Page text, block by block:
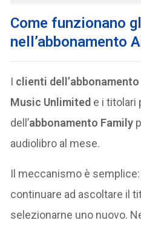
Come funzionano
nell’abbonamento
I clienti
Music Unlimited e i titolari
dell’abbonamento Family
audiolibro al mese.
Il meccanismo è
continuare ad ascoltare il
selezionarne uno nuovo.